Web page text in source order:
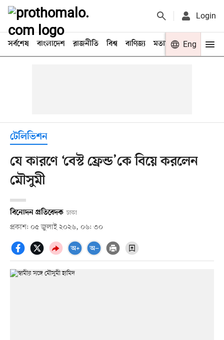
Login
সর্বশেষ বাংলাদেশ রাজনীতি বিশ্ব বাণিজ্য মতামত খেলা
Eng
টেলিভিশন
যে কারণে ‘বেস্ট ফ্রেন্ড’কে বিয়ে করলেন
মৌসুমী
বিনোদন প্রতিবেদক ঢাকা
প্রকাশ: ০৫ জুলাই ২০২৬, ০৬: ৩০